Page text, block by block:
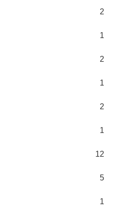
2
1
2
1
2
1
12
5
1